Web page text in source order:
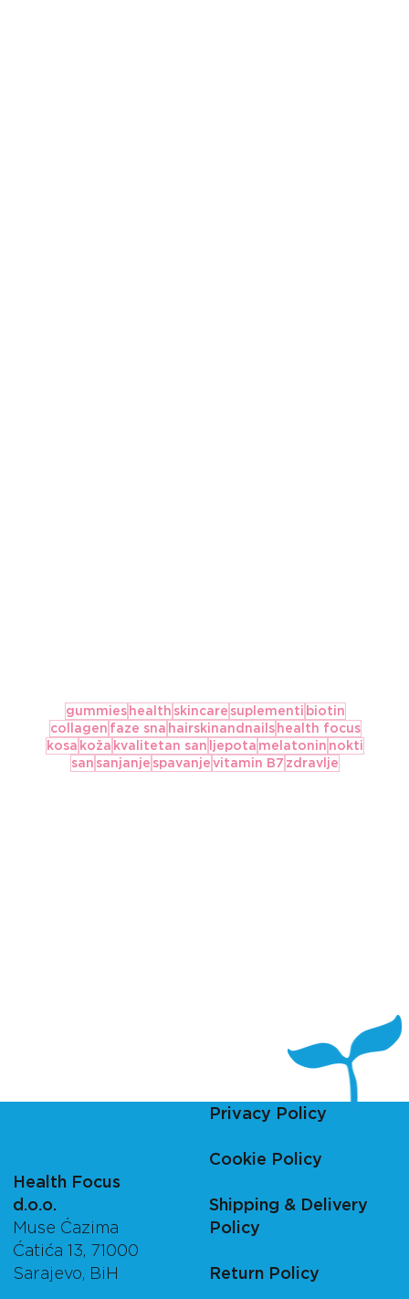
gummies health skincare suplementi biotin
collagen faze sna hairskinandnails health focus
kosa koža kvalitetan san ljepota melatonin nokti
san sanjanje spavanje vitamin B7 zdravlje
Health Focus
d.o.o.
Muse Ćazima
Ćatića 13, 71000
Sarajevo, BiH
Privacy Policy
Cookie Policy
Shipping & Delivery
Policy
Return Policy